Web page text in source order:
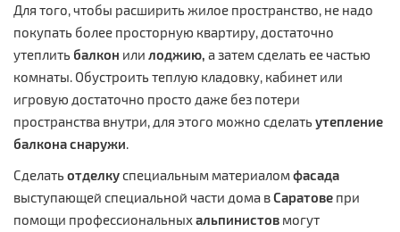
Для того, чтобы расширить жилое пространство, не надо
покупать более просторную квартиру, достаточно
утеплить балкон или лоджию, а затем сделать ее частью
комнаты. Обустроить теплую кладовку, кабинет или
игровую достаточно просто даже без потери
пространства внутри, для этого можно сделать утепление
балконаснаружи.
Сделать отделкуспециальным материаломфасада
выступающей специальной части дома вСаратове при
помощи профессиональныхальпинистов могут